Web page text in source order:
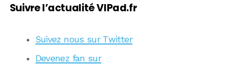
Suivre l’actualité VIPad.fr
Suivez nous sur Twitter
Devenez fan sur